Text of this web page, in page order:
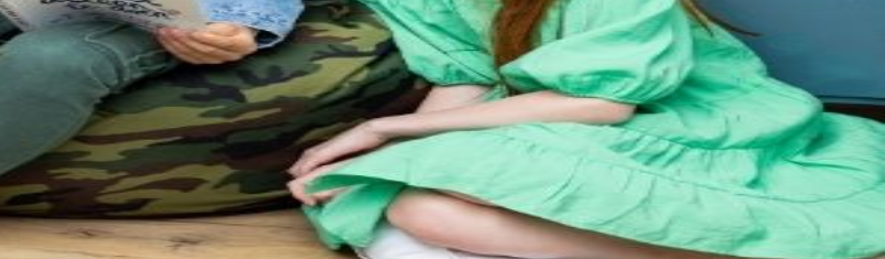
met de scheiding van hun ouders? Lees hier hun ervaringsverhalen!